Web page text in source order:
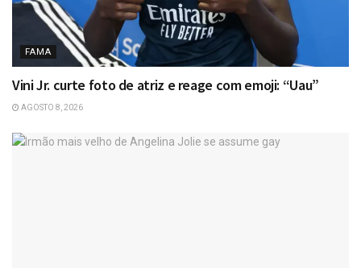
FAMA
Vini Jr. curte foto de atriz e reage com emoji: “Uau”
AGOSTO 8, 2026